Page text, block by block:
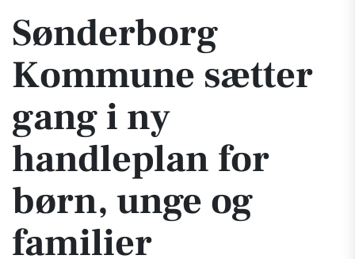
Sønderborg
Kommune sætter
gang i ny
handleplan for
børn, unge og
familier